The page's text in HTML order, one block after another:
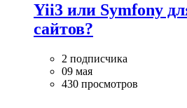
Yii3 или Symfony
сайтов?
2 подписчика
09 мая
430 просмотров